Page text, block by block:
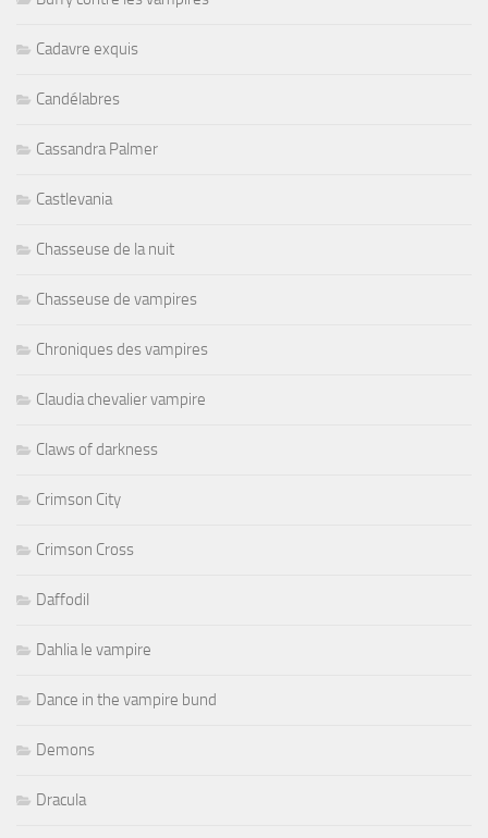
Cadavre exquis
Candélabres
Cassandra Palmer
Castlevania
Chasseuse de la nuit
Chasseuse de vampires
Chroniques des vampires
Claudia chevalier vampire
Claws of darkness
Crimson City
Crimson Cross
Daffodil
Dahlia le vampire
Dance in the vampire bund
Demons
Dracula